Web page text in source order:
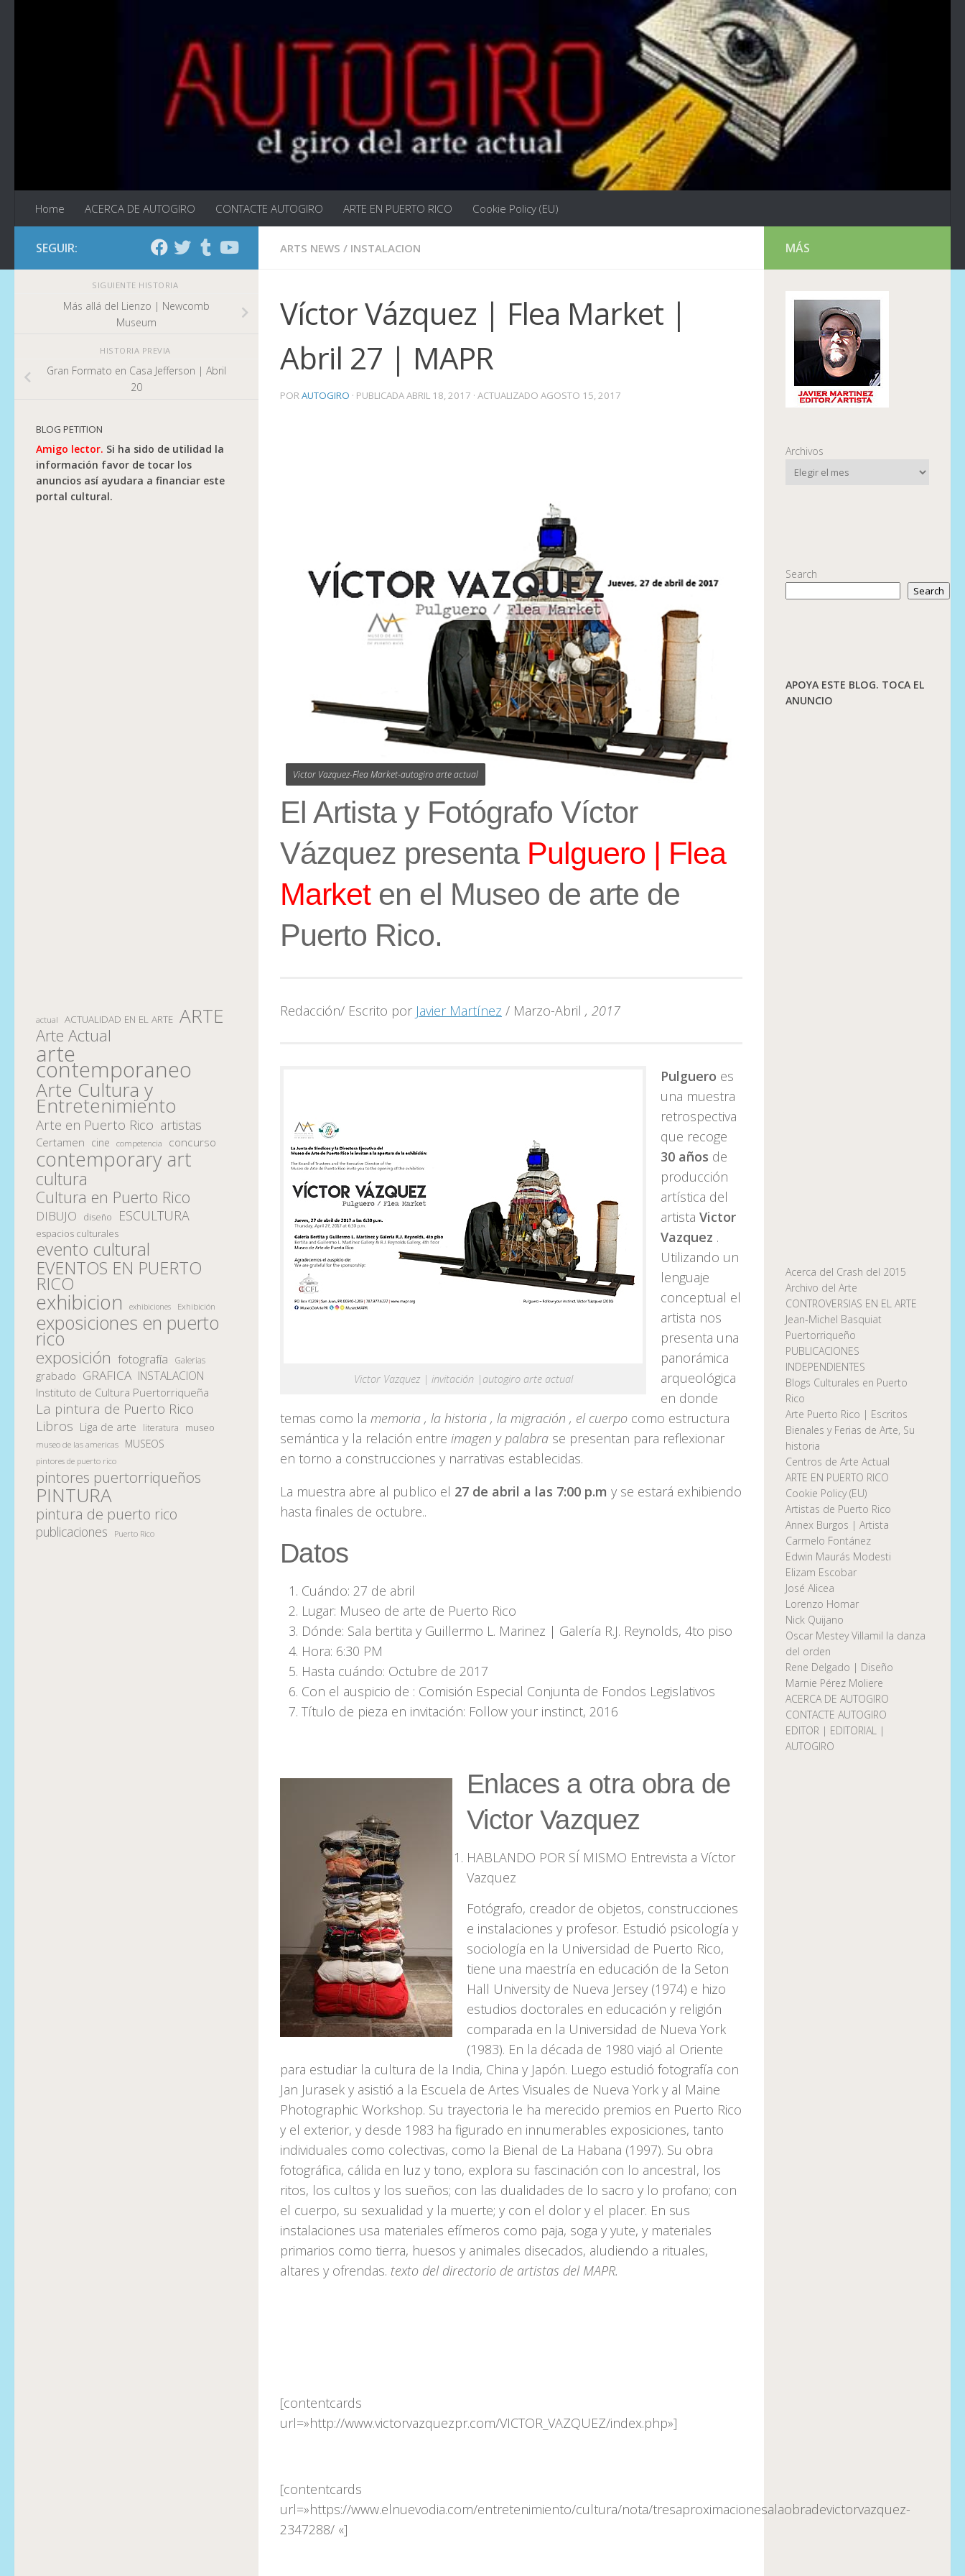
Home ACERCA DE AUTOGIRO CONTACTE AUTOGIRO ARTE EN PUERTO RICO Cookie Policy (EU)
ARTS NEWS / INSTALACION
Víctor Vázquez | Flea Market |
Abril 27 | MAPR
PORAUTOGIRO · PUBLICADAABRIL 18, 2017 · ACTUALIZADO AGOSTO 15, 2017
Victor Vazquez-Flea Market-autogiro arte actual
El Artista y Fotógrafo Víctor
Vázquez presenta Pulguero | Flea
Marketen el Museo de arte de
Puerto Rico.
Redacción/ Escrito por Javier Martínez / Marzo-Abril , 2017
Victor Vazquez | invitación |autogiro arte actual
Pulguero es
una muestra
retrospectiva
que recoge
30 años de
producción
artística del
artista Victor
Vazquez .
Utilizando un
lenguaje
conceptual el
artista nos
presenta una
panorámica
arqueológica
en donde
temas como la memoria , la historia , la migración , el cuerpo como estructura
semántica y la relación entre imagen y palabra se presentan para reflexionar
en torno a construcciones y narrativas establecidas.
La muestra abre al publico el 27 de abril a las 7:00 p.m y se estará exhibiendo
hasta finales de octubre..
Datos
Cuándo: 27 de abril
Lugar: Museo de arte de Puerto Rico
Dónde: Sala bertita y Guillermo L. Marinez | Galería R.J. Reynolds, 4to piso
Hora: 6:30 PM
Hasta cuándo: Octubre de 2017
Con el auspicio de : Comisión Especial Conjunta de Fondos Legislativos
Título de pieza en invitación: Follow your instinct, 2016
Enlaces a otra obra de
Victor Vazquez
HABLANDO POR SÍ MISMO Entrevista a Víctor
Vazquez
Fotógrafo, creador de objetos, construcciones
e instalaciones y profesor. Estudió psicología y
sociología en la Universidad de Puerto Rico,
tiene una maestría en educación de la Seton
Hall University de Nueva Jersey (1974) e hizo
estudios doctorales en educación y religión
comparada en la Universidad de Nueva York
(1983). En la década de 1980 viajó al Oriente
para estudiar la cultura de la India, China y Japón. Luego estudió fotografía con
Jan Jurasek y asistió a la Escuela de Artes Visuales de Nueva York y al Maine
Photographic Workshop. Su trayectoria le ha merecido premios en Puerto Rico
y el exterior, y desde 1983 ha figurado en innumerables exposiciones, tanto
individuales como colectivas, como la Bienal de La Habana (1997). Su obra
fotográfica, cálida en luz y tono, explora su fascinación con lo ancestral, los
ritos, los cultos y los sueños; con las dualidades de lo sacro y lo profano; con
el cuerpo, su sexualidad y la muerte; y con el dolor y el placer. En sus
instalaciones usa materiales efímeros como paja, soga y yute, y materiales
primarios como tierra, huesos y animales disecados, aludiendo a rituales,
altares y ofrendas. texto del directorio de artistas del MAPR.
[contentcards
url=»http://www.victorvazquezpr.com/VICTOR_VAZQUEZ/index.php»]
[contentcards
url=»https://www.elnuevodia.com/entretenimiento/cultura/nota/tresaproximacionesalaobradevictorvazquez-
2347288/ «]
SEGUIR:
SIGUIENTE HISTORIA
Más allá del Lienzo | Newcomb
Museum
HISTORIA PREVIA
Gran Formato en Casa Jefferson | Abril
20
BLOG PETITION
Amigo lector. Si ha sido de utilidad la
información favor de tocar los
anuncios así ayudara a financiar este
portal cultural.
actual ACTUALIDAD EN EL ARTE ARTE
Arte Actual
arte
contemporaneo
Arte Cultura y
Entretenimiento
Arte en Puerto Rico artistas
Certamen cine competencia concurso
contemporary art
cultura
Cultura en Puerto Rico
DIBUJO diseño ESCULTURA
espacios culturales
evento cultural
EVENTOS EN PUERTO
RICO
exhibicion exhibiciones Exhibición
exposiciones en puerto
rico
exposición fotografía Galerias
grabado GRAFICA INSTALACION
Instituto de Cultura Puertorriqueña
La pintura de Puerto Rico
Libros Liga de arte literatura museo
museo de las americas MUSEOS
pintores de puerto rico
pintores puertorriqueños
PINTURA
pintura de puerto rico
publicaciones Puerto Rico
MÁS
Archivos
Search
Search
APOYA ESTE BLOG. TOCA EL
ANUNCIO
Acerca del Crash del 2015
Archivo del Arte
CONTROVERSIAS EN EL ARTE
Jean-Michel Basquiat
Puertorriqueño
PUBLICACIONES
INDEPENDIENTES
Blogs Culturales en Puerto
Rico
Arte Puerto Rico | Escritos
Bienales y Ferias de Arte, Su
historia
Centros de Arte Actual
ARTE EN PUERTO RICO
Cookie Policy (EU)
Artistas de Puerto Rico
Annex Burgos | Artista
Carmelo Fontánez
Edwin Maurás Modesti
Elizam Escobar
José Alicea
Lorenzo Homar
Nick Quijano
Oscar Mestey Villamil la danza
del orden
Rene Delgado | Diseño
Marnie Pérez Moliere
ACERCA DE AUTOGIRO
CONTACTE AUTOGIRO
EDITOR | EDITORIAL |
AUTOGIRO